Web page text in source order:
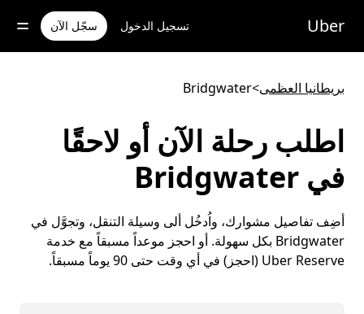
للوصول
المحتوى
Uber تسجيل الدخول سجّل الآن
بريطانيا العظمى>
Bridgwater
اطلب رحلة الآن أو لاحقًا
في Bridgwater
أضِف تفاصيل مشوارك، واُدخُل ألى وسيلة التنقل، وتجوَّل في
Bridgwater بكل سهولة. أو احجز موعداً مسبقاً مع خدمة
Uber Reserve (احجز) في أي وقت حتى 90 يوماً مسبقاً.